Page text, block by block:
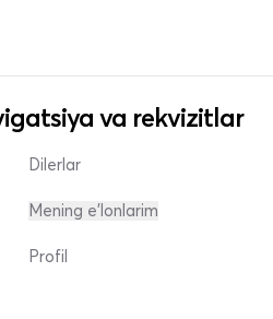
va rekvizitlar
Dilerlar
Mening e'lonlarim
Profil